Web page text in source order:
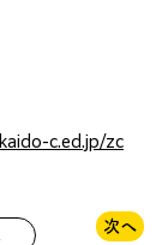
c.ed.jp/zc
次へ